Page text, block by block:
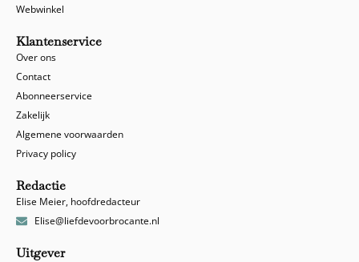
Webwinkel
Klantenservice
Over ons
Contact
Abonneerservice
Zakelijk
Algemene voorwaarden
Privacy policy
Redactie
Elise Meier, hoofdredacteur
Elise@liefdevoorbrocante.nl
Uitgever